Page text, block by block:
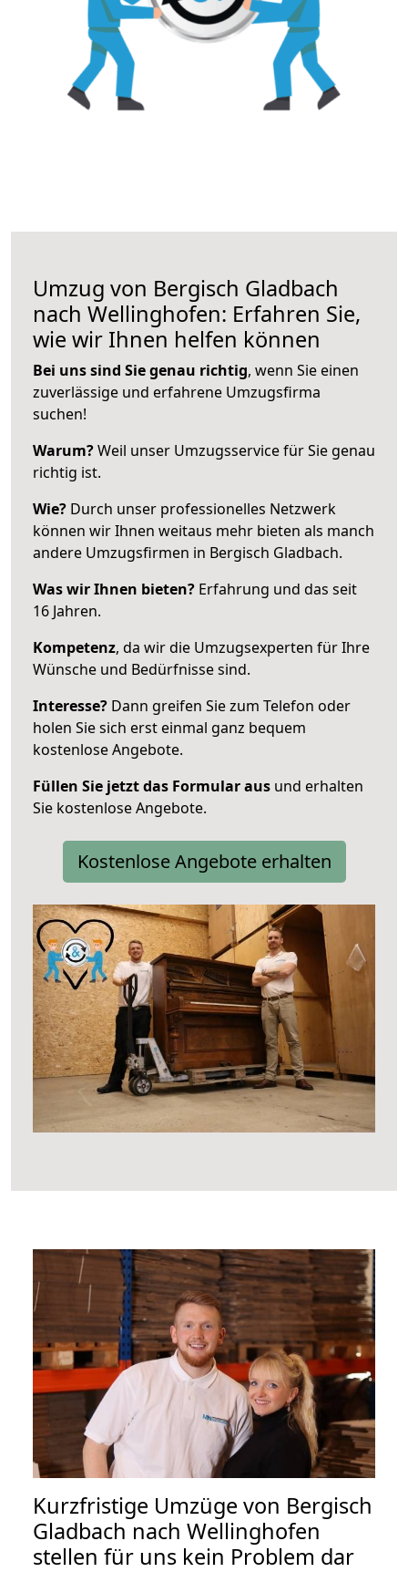
Umzug von Bergisch Gladbach
nach Wellinghofen: Erfahren Sie,
wie wir Ihnen helfen können
Bei uns sind Sie genau richtig, wenn Sie einen
zuverlässige und erfahrene Umzugsfirma
suchen!
Warum?Weil unser Umzugsservice für Sie genau
richtig ist.
Wie? Durch unser professionelles Netzwerk
können wir Ihnen weitaus mehr bieten als manch
andere Umzugsfirmen in Bergisch Gladbach.
Was wir Ihnen bieten? Erfahrung und das seit
16 Jahren.
Kompetenz, da wir die Umzugsexperten für Ihre
Wünsche und Bedürfnisse sind.
Interesse? Dann greifen Sie zum Telefon oder
holen Sie sich erst einmal ganz bequem
kostenlose Angebote.
Füllen Sie jetzt das Formular aus und erhalten
Sie kostenlose Angebote.
Kostenlose Angebote erhalten
Kurzfristige Umzüge von Bergisch
Gladbach nach Wellinghofen
stellen für uns kein Problem dar